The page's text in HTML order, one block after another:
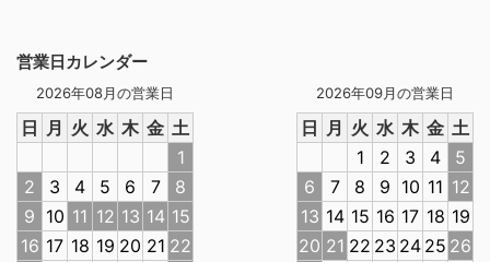
営業日カレンダー
2026年08月の営業日
日 月 火 水 木 金 土
1
2
3 4 5 6 7
8
9 10 11 12 13 14 15
16 17 18 19 20 21 22
2026年09月の営業日
日 月 火 水 木 金 土
1
2 3 4
5
6
7 8 9 10 11 12
13 14 15 16 17 18 19
20 21 22 23 24 25 26